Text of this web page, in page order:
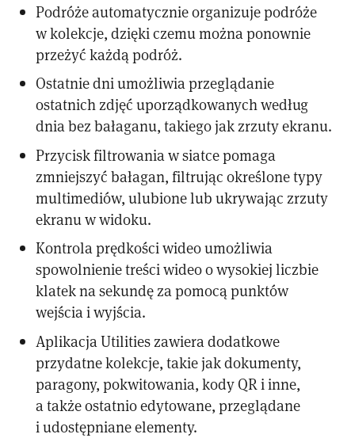
Podróże automatycznie organizuje podróże
w kolekcje, dzięki czemu można ponownie
przeżyć każdą podróż.
Ostatnie dni umożliwia przeglądanie
ostatnich zdjęć uporządkowanych według
dnia bez bałaganu, takiego jak zrzuty ekranu.
Przycisk filtrowania w siatce pomaga
zmniejszyć bałagan, filtrując określone typy
multimediów, ulubione lub ukrywając zrzuty
ekranu w widoku.
Kontrola prędkości wideo umożliwia
spowolnienie treści wideo o wysokiej liczbie
klatek na sekundę za pomocą punktów
wejścia i wyjścia.
Aplikacja Utilities zawiera dodatkowe
przydatne kolekcje, takie jak dokumenty,
paragony, pokwitowania, kody QR i inne,
a także ostatnio edytowane, przeglądane
i udostępniane elementy.